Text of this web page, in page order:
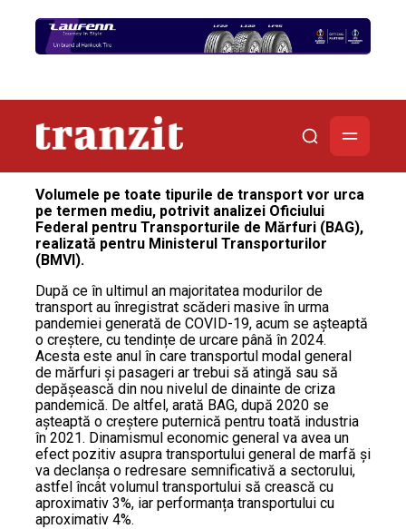
Volumele pe toate tipurile de transport vor urca
pe termen mediu, potrivit analizei Oficiului
Federal pentru Transporturile de Mărfuri (BAG),
realizată pentru Ministerul Transporturilor
(BMVI).
După ce în ultimul an majoritatea modurilor de
transport au înregistrat scăderi masive în urma
pandemiei generată de COVID-19, acum se așteaptă
o creștere, cu tendințe de urcare până în 2024.
Acesta este anul în care transportul modal general
de mărfuri și pasageri ar trebui să atingă sau să
depășească din nou nivelul de dinainte de criza
pandemică. De altfel, arată BAG, după 2020 se
așteaptă o creștere puternică pentru toată industria
în 2021. Dinamismul economic general va avea un
efect pozitiv asupra transportului general de marfă și
va declanșa o redresare semnificativă a sectorului,
astfel încât volumul transportului să crească cu
aproximativ 3%, iar performanța transportului cu
aproximativ 4%.